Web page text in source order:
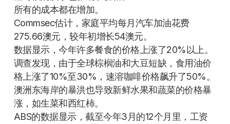
所有的成本都在增加。
Commsec估计，家庭平均每月汽车加油花费
275.66澳元，较年初增长54澳元。
数据显示，今年许多餐食的价格上涨了20%以上。
调查发现，由于全球棕榈油和大豆短缺，食用油价
格上涨了10%至30%，速溶咖啡价格飙升了50%。
澳洲东海岸的暴洪也导致新鲜水果和蔬菜的价格暴
涨，如生菜和西红柿。
ABS的数据显示，截至今年3月的12个月里，工资